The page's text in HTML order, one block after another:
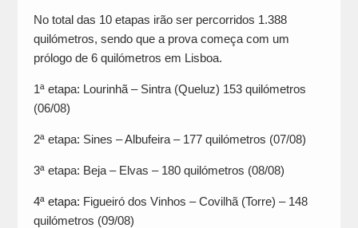
No total das 10 etapas irão ser percorridos 1.388
quilómetros, sendo que a prova começa com um
prólogo de 6 quilómetros em Lisboa.
1ª etapa: Lourinhã – Sintra (Queluz) 153 quilómetros
(06/08)
2ª etapa: Sines – Albufeira – 177 quilómetros (07/08)
3ª etapa: Beja – Elvas – 180 quilómetros (08/08)
4ª etapa: Figueiró dos Vinhos – Covilhã (Torre) – 148
quilómetros (09/08)